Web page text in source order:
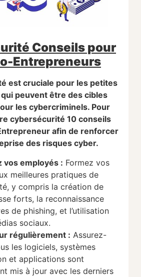
Conseils pour
Entrepreneurs
est cruciale pour les petites
peuvent être des cibles
les cybercriminels. Pour
cybersécurité 10 conseils
afin de renforcer
des risques cyber.
vos employés : Formez vos
meilleures pratiques de
y compris la création de
forts, la reconnaissance
de phishing, et l’utilisation
sociaux.
régulièrement : Assurez-
les logiciels, systèmes
et applications sont
mis à jour avec les derniers